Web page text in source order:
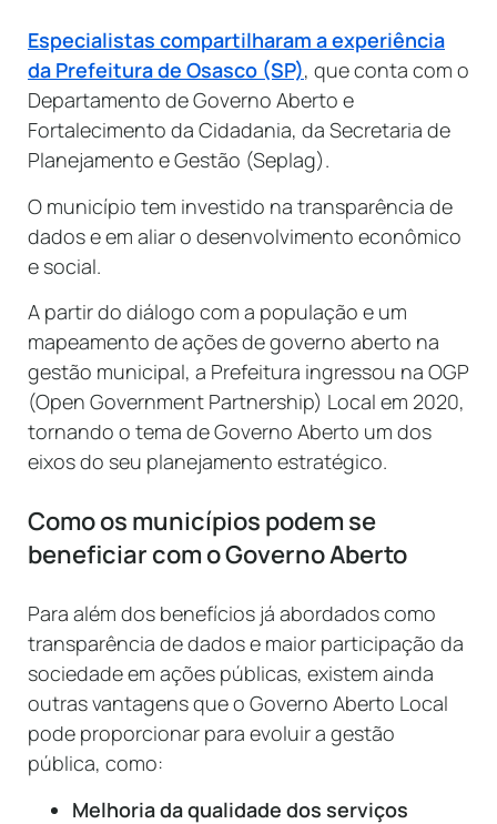
Especialistas compartilharam a experiência
da Prefeitura de Osasco (SP), que conta com o
Departamento de Governo Aberto e
Fortalecimento da Cidadania, da Secretaria de
Planejamento e Gestão (Seplag).
O município tem investido na transparência de
dados e em aliar o desenvolvimento econômico
e social.
A partir do diálogo com a população e um
mapeamento de ações de governo aberto na
gestão municipal, a Prefeitura ingressou na OGP
(Open Government Partnership) Local em 2020,
tornando o tema de Governo Aberto um dos
eixos do seu planejamento estratégico.
Como os municípios podem se
beneficiar com o Governo Aberto
Para além dos benefícios já abordados como
transparência de dados e maior participação da
sociedade em ações públicas, existem ainda
outras vantagens que o Governo Aberto Local
pode proporcionar para evoluir a gestão
pública, como:
Melhoria da qualidade dos serviços